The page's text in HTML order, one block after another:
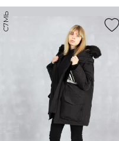
С7МЬ